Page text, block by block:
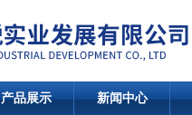
产品展示 新闻中心